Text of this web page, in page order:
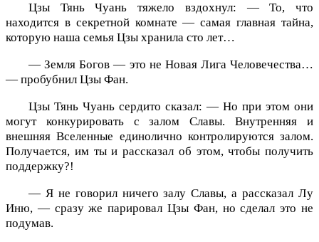
Цзы Тянь Чуань тяжело вздохнул: — То, что
находится в секретной комнате — самая главная тайна,
которую наша семья Цзы хранила сто лет…
— Земля Богов — это не Новая Лига Человечества…
— пробубнил Цзы Фан.
Цзы Тянь Чуань сердито сказал: — Но при этом они
могут конкурировать с залом Славы. Внутренняя и
внешняя Вселенные единолично контролируются залом.
Получается, им ты и рассказал об этом, чтобы получить
поддержку?!
— Я не говорил ничего залу Славы, а рассказал Лу
Иню, — сразу же парировал Цзы Фан, но сделал это не
подумав.